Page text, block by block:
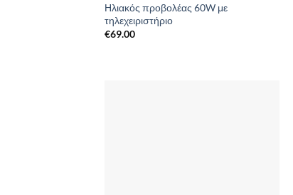
Ηλιακός προβολέας 60W με
τηλεχειριστήριο
€69.00